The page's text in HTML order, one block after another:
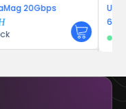
Ugreen Adaptateur
6.5mm Male to 3.5mm